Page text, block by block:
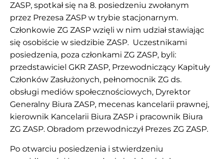
ZASP, spotkał się na 8. posiedzeniu zwołanym
przez Prezesa ZASP w trybie stacjonarnym.
Członkowie ZG ZASP wzięli w nim udział stawiając
się osobiście w siedzibie ZASP. Uczestnikami
posiedzenia, poza członkami ZG ZASP, byli:
przedstawiciel GKR ZASP, Przewodniczący Kapituły
Członków Zasłużonych, pełnomocnik ZG ds.
obsługi mediów społecznościowych, Dyrektor
Generalny Biura ZASP, mecenas kancelarii prawnej,
kierownik Kancelarii Biura ZASP i pracownik Biura
ZG ZASP. Obradom przewodniczył Prezes ZG ZASP.
Po otwarciu posiedzenia i stwierdzeniu